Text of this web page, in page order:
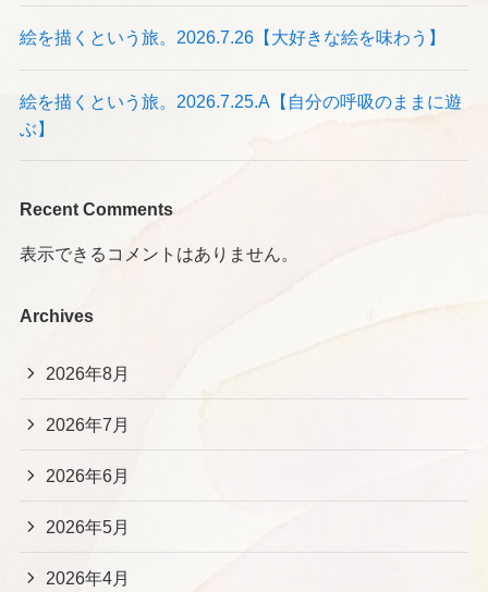
絵を描くという旅。2026.7.26【大好きな絵を味わう】
絵を描くという旅。2026.7.25.A【自分の呼吸のままに遊
ぶ】
Recent Comments
表示できるコメントはありません。
Archives
2026年8月
2026年7月
2026年6月
2026年5月
2026年4月